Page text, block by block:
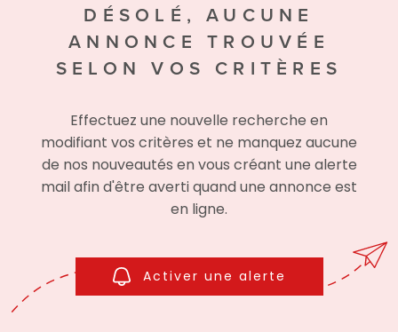
DÉSOLÉ, AUCUNE
ANNONCE TROUVÉE
SELON VOS CRITÈRES
Effectuez une nouvelle recherche en
modifiant vos critères et ne manquez aucune
de nos nouveautés en vous créant une alerte
mail afin d'être averti quand une annonce est
en ligne.
Activer une alerte